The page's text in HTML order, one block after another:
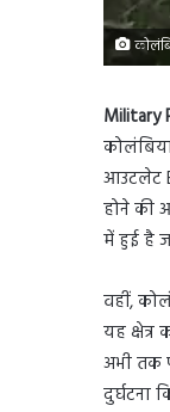
Military
आउटलेट
होने की
में हुई है
वहीं,
यह
अभी तक
दुर्घटना